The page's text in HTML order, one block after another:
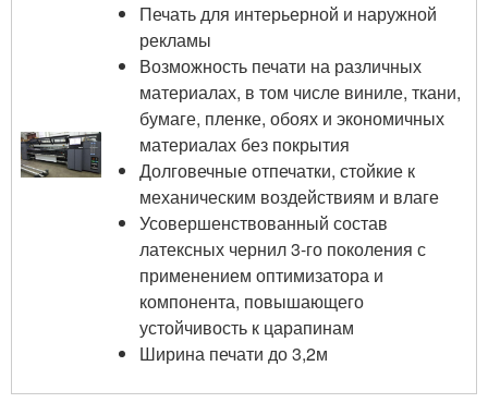
Печать для интерьерной и наружной
рекламы
Возможность печати на различных
материалах, в том числе виниле, ткани,
бумаге, пленке, обоях и экономичных
материалах без покрытия
Долговечные отпечатки, стойкие к
механическим воздействиям и влаге
Усовершенствованный состав
латексных чернил 3-го поколения с
применением оптимизатора и
компонента, повышающего
устойчивость к царапинам
Ширина печати до 3,2м